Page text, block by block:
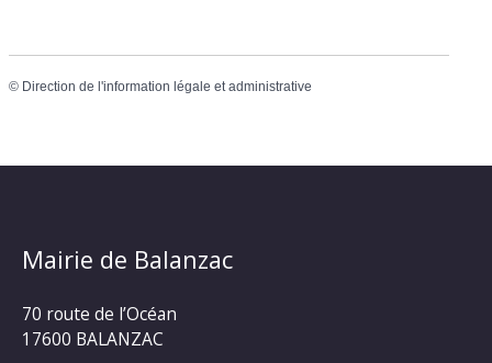
© Direction de l'information légale et administrative
Mairie de Balanzac
70 route de l’Océan
17600 BALANZAC